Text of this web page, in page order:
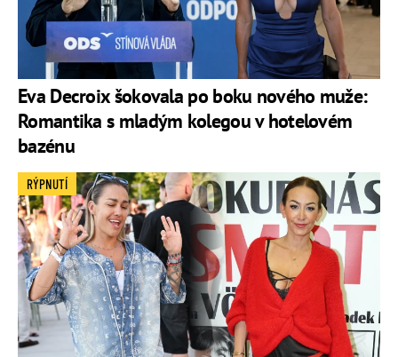
Eva Decroix šokovala po boku nového muže:
Romantika s mladým kolegou v hotelovém
bazénu
RÝPNUTÍ